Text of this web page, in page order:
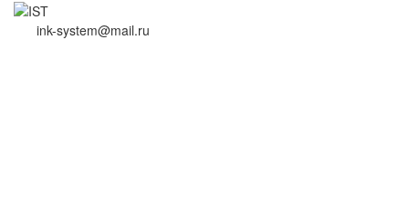
ink-system@mail.ru